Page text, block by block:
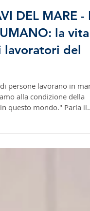
DEL MARE - IL
la vita
del
persone lavorano in